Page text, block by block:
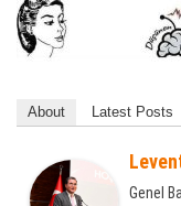
About Latest Posts
Genel